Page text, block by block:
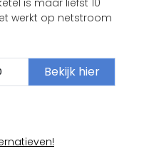
is maar liefst 10
werkt op netstroom
Bekijk hier